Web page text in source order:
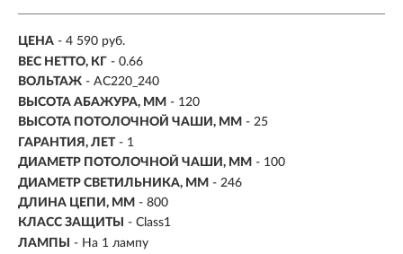
ЦЕНА - 4 590 руб.
ВЕС НЕТТО, КГ - 0.66
ВОЛЬТАЖ - AC220_240
ВЫСОТА АБАЖУРА, ММ - 120
ВЫСОТА ПОТОЛОЧНОЙ ЧАШИ, ММ - 25
ГАРАНТИЯ, ЛЕТ - 1
ДИАМЕТР ПОТОЛОЧНОЙ ЧАШИ, ММ - 100
ДИАМЕТР СВЕТИЛЬНИКА, ММ - 246
ДЛИНА ЦЕПИ, ММ - 800
КЛАСС ЗАЩИТЫ
- Class1
ЛАМПЫ
- На 1 лампу